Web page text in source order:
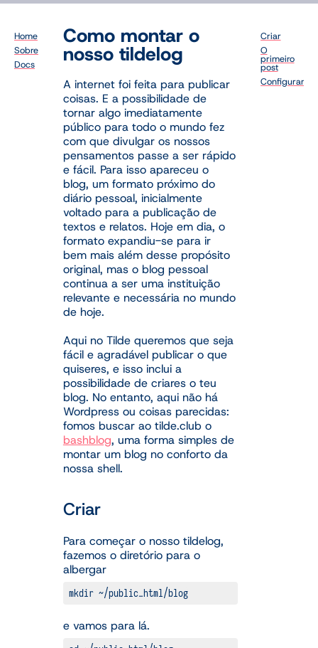
Home
Sobre
Docs
Criar
O
primeiro
post
Configurar
Como montar o
nosso tildelog
A internet foi feita para publicar
coisas. E a possibilidade de
tornar algo imediatamente
público para todo o mundo fez
com que divulgar os nossos
pensamentos passe a ser rápido
e fácil. Para isso apareceu o
blog, um formato próximo do
diário pessoal, inicialmente
voltado para a publicação de
textos e relatos. Hoje em dia, o
formato expandiu-se para ir
bem mais além desse propósito
original, mas o blog pessoal
continua a ser uma instituição
relevante e necessária no mundo
de hoje.
Aqui no Tilde queremos que seja
fácil e agradável publicar o que
quiseres, e isso inclui a
possibilidade de criares o teu
blog. No entanto, aqui não há
Wordpress ou coisas parecidas:
fomos buscar ao tilde.club o
bashblog, uma forma simples de
montar um blog no conforto da
nossa shell.
Criar
Para começar o nosso tildelog,
fazemos o diretório para o
albergar
mkdir ~/public_html/blog
e vamos para lá.